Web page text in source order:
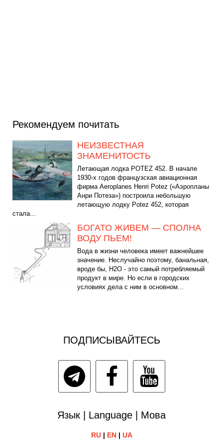
Рекомендуем почитать
НЕИЗВЕСТНАЯ
ЗНАМЕНИТОСТЬ
Летающая лодка POTEZ 452. В начале
1930-х годов французская авиационная
фирма Aeroplanes Henri Potez («Аэропланы
Анри Потеза») построила небольшую
летающую лодку Potez 452, которая
стала...
БОГАТО ЖИВЕМ — СПОЛНА
ВОДУ ПЬЕМ!
Вода в жизни человека имеет важнейшее
значение. Неслучайно поэтому, банальная,
вроде бы, Н2О - это самый потребляемый
продукт в мире. Но если в городских
условиях дела с ним в основном...
ПОДПИСЫВАЙТЕСЬ
Язык | Language | Мова
RU| EN| UA